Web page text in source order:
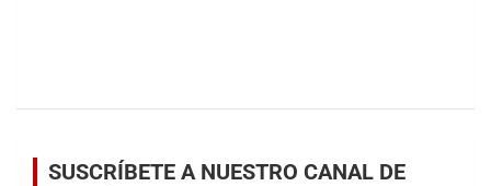
SUSCRÍBETE A NUESTRO CANAL DE